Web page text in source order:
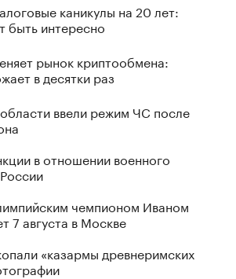
каникулы на 20 лет:
быть интересно
рынок криптообмена:
в десятки раз
ввели режим ЧС после
в отношении военного
чемпионом Иваном
7 августа в Москве
«казармы древнеримских